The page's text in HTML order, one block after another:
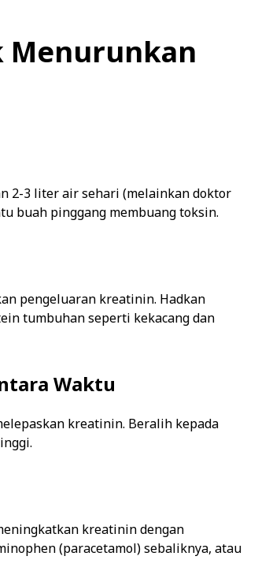
Menurunkan
2-3 liter air sehari (melainkan doktor
buah pinggang membuang toksin.
pengeluaran kreatinin. Hadkan
tumbuhan seperti kekacang dan
Waktu
kreatinin. Beralih kepada
kreatinin dengan
(paracetamol) sebaliknya, atau